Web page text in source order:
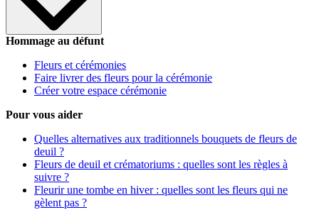
Hommage au défunt
Fleurs et cérémonies
Faire livrer des fleurs pour la cérémonie
Créer votre espace cérémonie
Pour vous aider
Quelles alternatives aux traditionnels bouquets de fleurs de
deuil ?
Fleurs de deuil et crématoriums : quelles sont les règles à
suivre ?
Fleurir une tombe en hiver : quelles sont les fleurs qui ne
gèlent pas ?